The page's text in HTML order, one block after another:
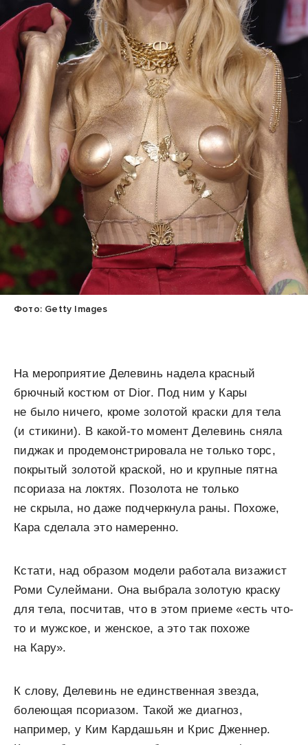
Фото: Getty Images
На мероприятие Делевинь надела красный
брючный костюм от Dior. Под ним у Кары
не было ничего, кроме золотой краски для тела
(и стикини). В какой-то момент Делевинь сняла
пиджак и продемонстрировала не только торс,
покрытый золотой краской, но и крупные пятна
псориаза на локтях. Позолота не только
не скрыла, но даже подчеркнула раны. Похоже,
Кара сделала это намеренно.
Кстати, над образом модели работала визажист
Роми Сулеймани. Она выбрала золотую краску
для тела, посчитав, что в этом приеме «есть что-
то и мужское, и женское, а это так похоже
на Кару».
К слову, Делевинь не единственная звезда,
болеющая псориазом. Такой же диагноз,
например, у Ким Кардашьян и Крис Дженнер.